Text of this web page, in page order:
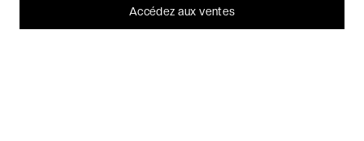
Accédez aux ventes
Je refuse C'est bon.